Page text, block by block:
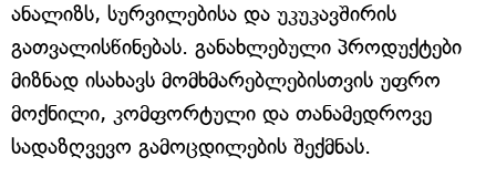
ანალიზს, სურვილებისა და უკუკავშირის
გათვალისწინებას. განახლებული პროდუქტები
მიზნად ისახავს მომხმარებლებისთვის უფრო
მოქნილი, კომფორტული და თანამედროვე
სადაზღვევო გამოცდილების შექმნას.